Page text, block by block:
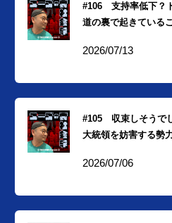
#106 支持率低下？
道の裏で起きている
2026/07/13
#105 収束しそうで
大統領を妨害する勢
2026/07/06